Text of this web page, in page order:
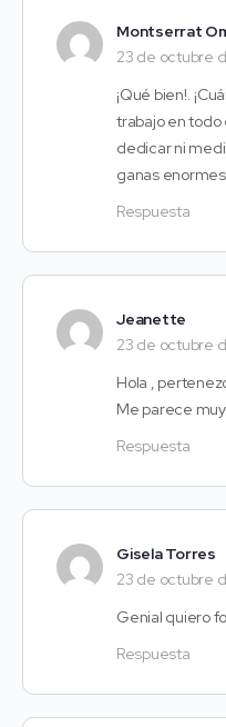
Montserrat
23 de octubre
¡Qué bien!.
trabajo en todo
dedicar ni
ganas
Respuesta
Jeanette
23 de octubre
Hola ,
Me parece
Respuesta
Gisela Torres
23 de octubre
Genial quiero
Respuesta